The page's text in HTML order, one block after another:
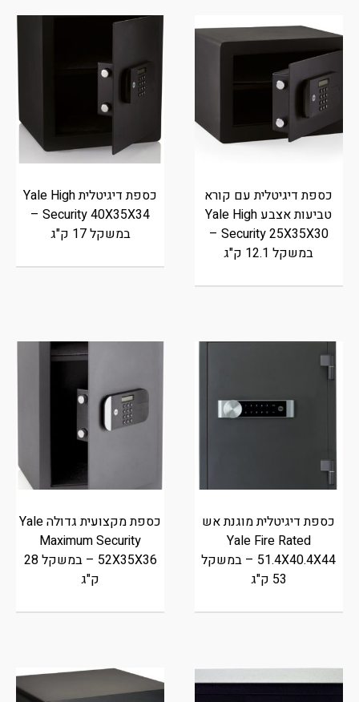
כספת דיגיטלית עם קורא
טביעות אצבע Yale High
Security 25X35X30 –
במשקל 12.1 ק"ג
כספת דיגיטלית Yale High
Security 40X35X34 –
במשקל 17 ק"ג
כספת דיגיטלית מוגנת אש
Yale Fire Rated
51.4X40.4X44 – במשקל
53 ק"ג
כספת מקצועית גדולה Yale
Maximum Security
52X35X36 – במשקל 28
ק"ג